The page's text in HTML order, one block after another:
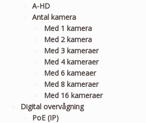
A-HD
Antal kamera
Med 1 kamera
Med 2 kamera
Med 3 kameraer
Med 4 kameraer
Med 6 kameaer
Med 8 kameraer
Med 16 kameraer
Digital overvågning
PoE (IP)